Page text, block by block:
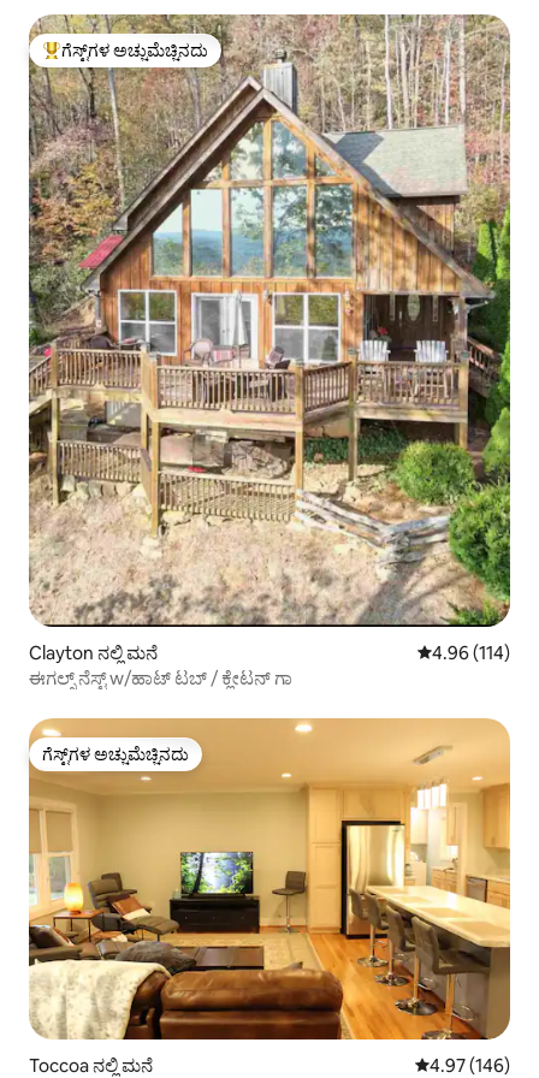
ಗೆಸ್ಟ್‌ಗಳಿಗೆ ಅತಿ ಹೆಚ್ಚು ಅಚ್ಚುಮೆಚ್ಚಿನದು
ಗೆಸ್ಟ್‌ಗಳ ಅಚ್ಚುಮೆಚ್ಚಿನದು
Clayton ನಲ್ಲಿ ಮನೆ 5 ರಲ್ಲಿ 4.96
4.96 (114)
ಈಗಲ್ಸ್ ನೆಸ್ಟ್ w/ಹಾಟ್ ಟಬ್ / ಕ್ಲೇಟನ್ ಗಾ
ಗೆಸ್ಟ್‌ಗಳ ಅಚ್ಚುಮೆಚ್ಚಿನದು
ಗೆಸ್ಟ್‌ಗಳ ಅಚ್ಚುಮೆಚ್ಚಿನದು
Toccoa ನಲ್ಲಿ ಮನೆ 5 ರಲ್ಲಿ 4.97
4.97 (146)